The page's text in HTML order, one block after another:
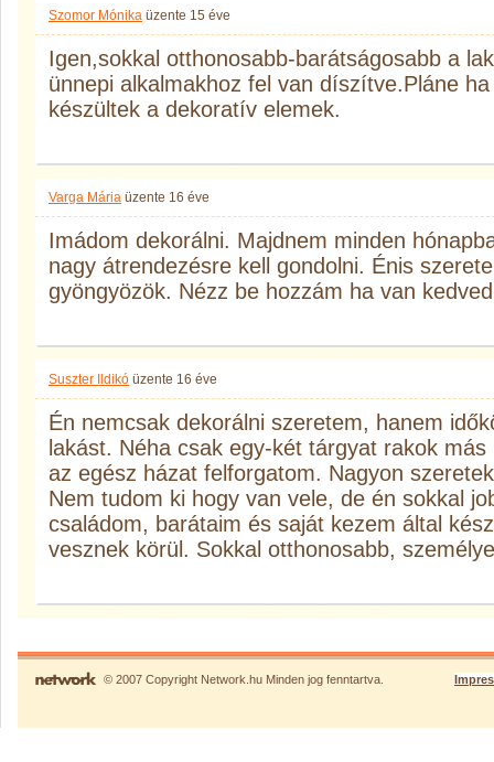
Szomor Mónika üzente 15 éve
Igen,sokkal otthonosabb-barátságosabb a
ünnepi alkalmakhoz fel van díszítve.Pláne
készültek a dekoratív elemek.
Varga Mária üzente 16 éve
Imádom dekorálni. Majdnem minden
nagy átrendezésre kell gondolni. Énis
gyöngyözök. Nézz be hozzám ha van
Suszter Ildikó üzente 16 éve
Én nemcsak dekorálni szeretem, hanem
lakást. Néha csak egy-két tárgyat rakok
az egész házat felforgatom. Nagyon
Nem tudom ki hogy van vele, de én sokkal
családom, barátaim és saját kezem által
vesznek körül. Sokkal otthonosabb,
© 2007 Copyright Network.hu Minden jog fenntartva.